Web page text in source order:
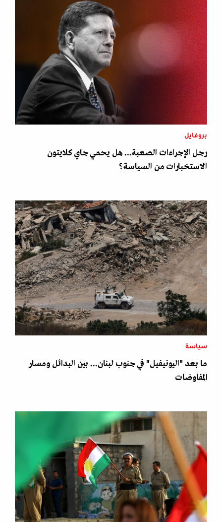
بروفايل
رجل الإجراءات الصعبة... هل يحمي جاي كلايتون
الاستخبارات من السياسة؟
سياسة
ما بعد "اليونيفيل" في جنوب لبنان... بين البدائل ومسار
المفاوضات